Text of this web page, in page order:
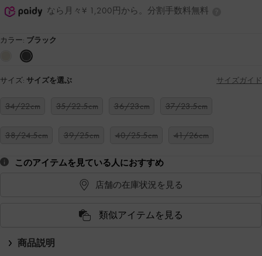
なら月々¥ 1,200円から。分割手数料無料
カラー: ブラック
サイズ: サイズを選ぶ サイズガイド
34/22cm 35/22.5cm 36/23cm 37/23.5cm
38/24.5cm 39/25cm 40/25.5cm 41/26cm
このアイテムを見ている人におすすめ
店舗の在庫状況を見る
類似アイテムを見る
商品説明